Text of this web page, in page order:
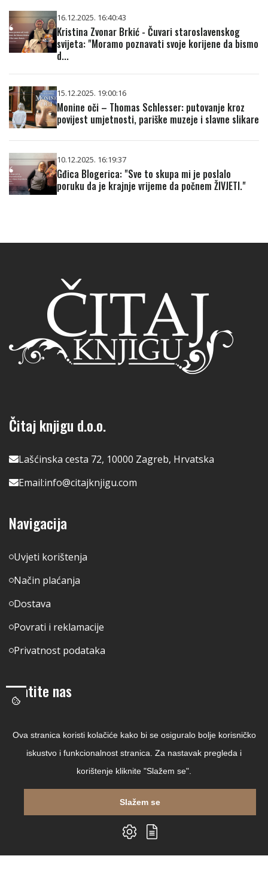
16.12.2025. 16:40:43
Kristina Zvonar Brkić - Čuvari staroslavenskog
svijeta: "Moramo poznavati svoje korijene da bismo
d...
15.12.2025. 19:00:16
Monine oči – Thomas Schlesser: putovanje kroz
povijest umjetnosti, pariške muzeje i slavne slikare
10.12.2025. 16:19:37
Gđica Blogerica: "Sve to skupa mi je poslalo
poruku da je krajnje vrijeme da počnem ŽIVJETI."
Čitaj knjigu d.o.o.
Lašćinska cesta 72, 10000 Zagreb, Hrvatska
Email:info@citajknjigu.com
Navigacija
Uvjeti korištenja
Način plaćanja
Dostava
Povrati i reklamacije
Privatnost podataka
Pratite nas
Linkedin
Ova stranica koristi kolačiće kako bi se osiguralo bolje korisničko
iskustvo i funkcionalnost stranica. Za nastavak pregleda i
korištenje kliknite "Slažem se".
Slažem se